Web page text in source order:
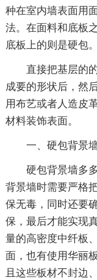
种在室内墙表面用
法。在面料和底板
底板上的则是硬包。
直接把基层的
成要的形状后，然
用布艺或者人造皮
材料装饰表面。
一、硬包背景
硬包背景墙多
背景墙时需要严格
保无毒，同时还要
保，最后才能实现
量的高密度中纤板
面，也有使用华丽
且这些板材不封边